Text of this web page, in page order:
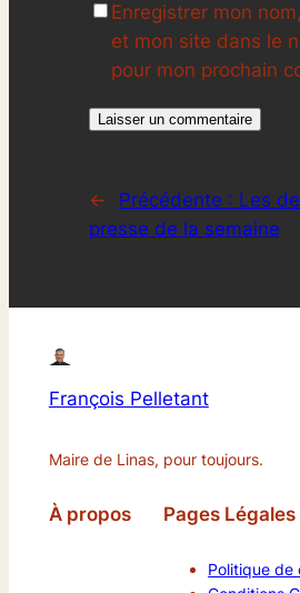
Enregistrer mon
et mon site dans le
pour mon prochain
← Précédente : Les
presse de la semaine
François Pelletant
Maire de Linas, pour toujours.
À propos Pages Légales
Politique de